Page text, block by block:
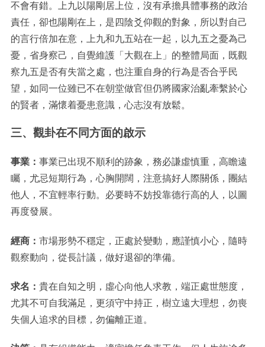
不會有錯。上九以陽剛居上位，沒有承擔具體事務的政治
責任，卻也陽剛在上，是四陰爻仰觀的對象，所以對自己
的言行倍加在意，上九和九五站在一起，以九五之憂為己
憂，省身察己，自覺維護「大觀在上」的整體局面，既觀
察九五是否有失當之處，也注重自身的行為是否合乎民
望，如同一位雖已不在朝堂做官但仍將國家治亂牽繫於心
的賢者，滿懷着憂患意識，心志沒有放鬆。
三、觀卦在不同方面的啟示
事業： 事業已出現不順利的跡象，務必謙虛慎重，高瞻遠
矚，尤忌短期行為，心胸開闊，注意搞好人際關係，團結
他人，不宜輕率行動。必要時不妨投靠德行高的人，以圖
再度發展。
經商： 市場形勢不穩定，正處於變動，應謹慎小心，隨時
觀察動向，從長計議，做好退卻的準備。
求名： 貴在自知之明，虛心向他人求教，端正處世態度，
尤其不可自我滿足，更須守中持正，樹立遠大理想，勿喪
失個人追求的目標，勿偏離正道。